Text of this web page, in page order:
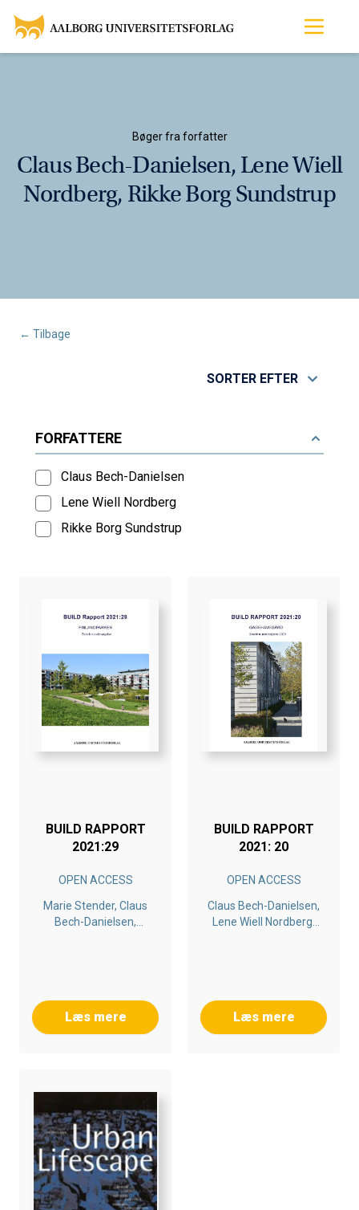
Bøger fra forfatter
Claus Bech-Danielsen, Lene Wiell
Nordberg, Rikke Borg Sundstrup
← Tilbage
SORTER EFTER
FORFATTERE
Claus Bech-Danielsen
Lene Wiell Nordberg
Rikke Borg Sundstrup
BUILD RAPPORT
2021:29
OPEN ACCESS
Marie Stender, Claus
Bech-Danielsen,
Læs mere
BUILD RAPPORT
2021: 20
OPEN ACCESS
Claus Bech-Danielsen,
Lene Wiell Nordberg,
Læs mere